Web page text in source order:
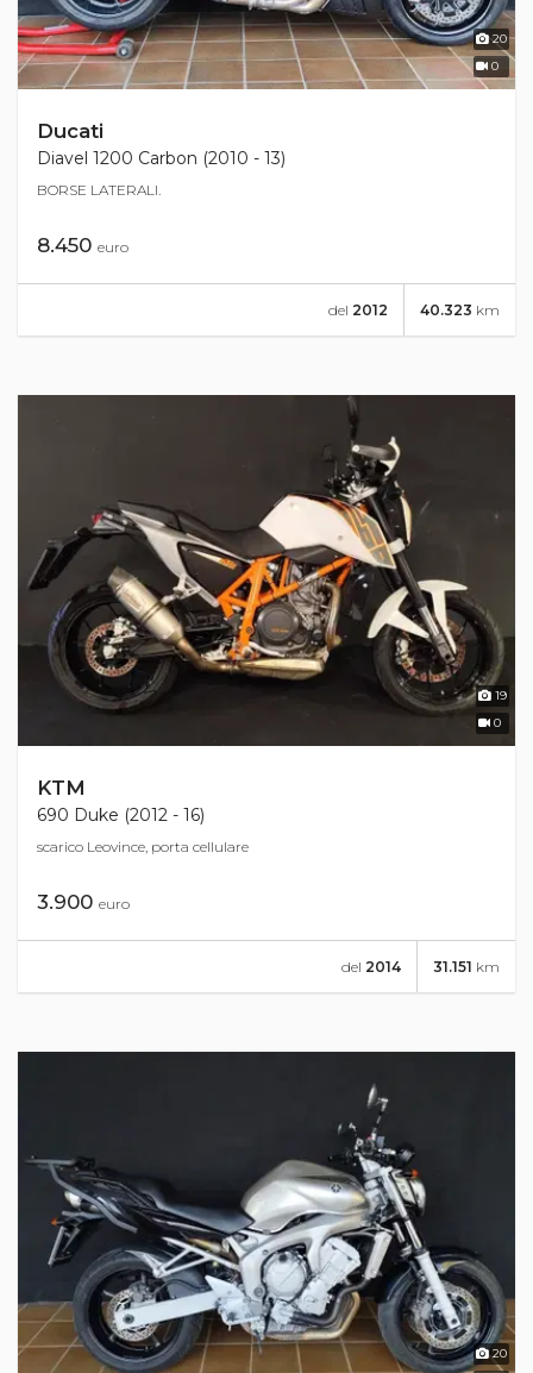
20
0
Ducati
Diavel 1200 Carbon (2010 - 13)
BORSE LATERALI.
8.450 euro
40.323 km
del 2012
19
0
KTM
690 Duke (2012 - 16)
scarico Leovince, porta cellulare
3.900 euro
31.151 km
del 2014
20